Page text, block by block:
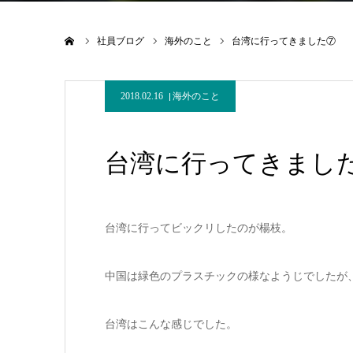
社員ブログ 海外のこと 台湾に行ってきました⑦
2018.02.16 海外のこと
台湾に行ってきまし
台湾に行ってビックリしたのが楊枝。
中国は緑色のプラスチックの様なようじでしたが
台湾はこんな感じでした。